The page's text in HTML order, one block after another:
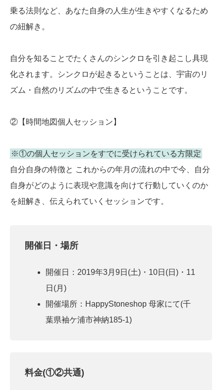
乗る法則など、あなた自身の人生が生きやすくなるため
の紐解き。
自分を知ることでたくさんのシンクロを引き起こし具現
化されます。シンクロが起きるということは、宇宙のリ
ズム・自然のリズムの中で生きるということです。
②【時間地図個人セッション】
※①の個人セッションをすでに受けられている方限定
自分自身の特徴と これからの年月の流れの中で今、自分
自身がどのように表現や意識を向けて行動していくのか
を紐解き、伝えられていくセッションです。
開催日・場所
開催日：2019年3月9日(土)・10日(日)・11
日(月)
開催場所：HappyStoneshop 母家にて(千
葉県袖ケ浦市神納185-1)
料金(①②共通)